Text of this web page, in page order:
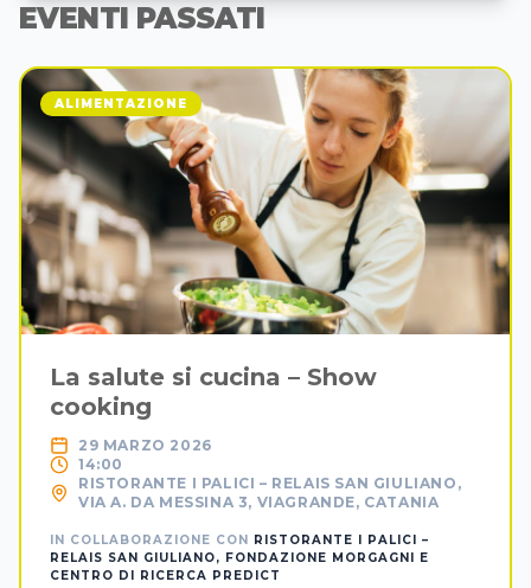
EVENTI PASSATI
ALIMENTAZIONE
La salute si cucina – Show
cooking
29 MARZO 2026
14:00
RISTORANTE I PALICI – RELAIS SAN GIULIANO,
VIA A. DA MESSINA 3, VIAGRANDE, CATANIA
IN COLLABORAZIONE CON RISTORANTE I PALICI –
RELAIS SAN GIULIANO, FONDAZIONE MORGAGNI E
CENTRO DI RICERCA PREDICT